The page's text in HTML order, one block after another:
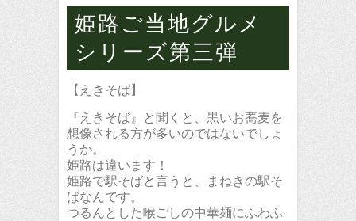
姫路ご当地グルメ
シリーズ第三弾
【えきそば】
『えきそば』と聞くと、黒いお蕎麦を
想像される方が多いのではないでしょ
うか。
姫路は違います！
姫路で駅そばと言うと、まねきの駅そ
ばなんです。
つるんとした喉ごしの中華麺にふわふ